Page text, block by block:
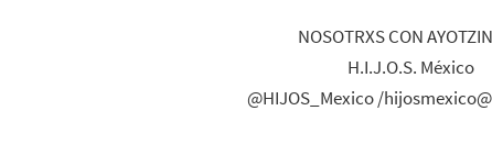
NOSOTRXS CON
H.I.J.O.S. México
@HIJOS_Mexico /